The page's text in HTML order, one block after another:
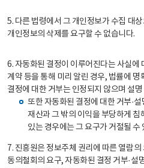
5. 다른 법령에서 그 개인정보가 수집 대
개인정보의 삭제를 요구할 수 없습니다.
6. 자동화된 결정이 이루어진다는 사실에
계약 등을 통해 미리 알린 경우, 법률에
결정에 대한 거부는 인정되지 않으며 설
또한 자동화된 결정에 대한 거부·
재산과 그 밖의 이익을 부당하게
있는 경우에는 그 요구가 거절될 수
7. 진흥원은 정보주체 권리에 따른 열람
동의철회의 요구, 자동화된 결정 거부·설